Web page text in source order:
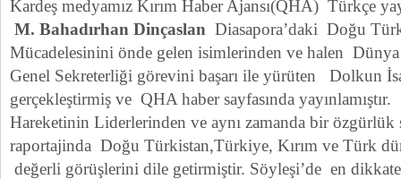
Kardeş medyamız Kırım Haber Ajansı(QHA) Türkçe
M. Bahadırhan Dinçaslan Diasapora’daki Doğu
Mücadelesinini önde gelen isimlerinden ve halen
Genel Sekreterliği görevini başarı ile yürüten Dolkun
gerçekleştirmiş ve QHA haber sayfasında
Hareketinin Liderlerinden ve aynı zamanda bir özgürlük
raportajinda Doğu Türkistan,Türkiye, Kırım ve Türk
değerli görüşlerini dile getirmiştir. Söyleşi’de en